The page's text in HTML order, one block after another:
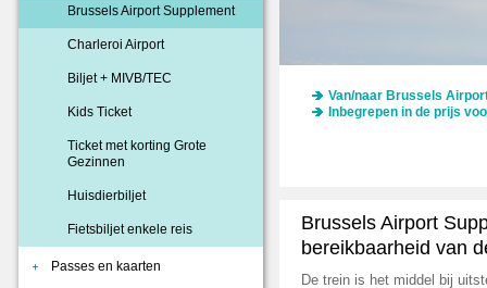
Brussels Airport Supplement
Charleroi Airport
Biljet + MIVB/TEC
Kids Ticket
Ticket met korting Grote
Gezinnen
Huisdierbiljet
Fietsbiljet enkele reis
Passes en kaarten
Van/naar Brussels
Inbegrepen in de prijs
Brussels Airport
bereikbaarheid van
De trein is het middel bij